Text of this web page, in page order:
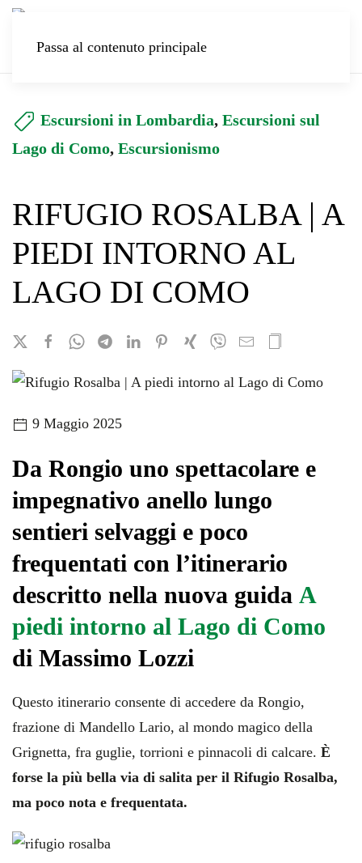
Passa al contenuto principale
Escursioni in Lombardia, Escursioni sul
Lago di Como, Escursionismo
RIFUGIO ROSALBA | A
PIEDI INTORNO AL
LAGO DI COMO
9 Maggio 2025
Da Rongio uno spettacolare e
impegnativo anello lungo
sentieri selvaggi e poco
frequentati con l’itinerario
descritto nella nuova guida A
piedi intorno al Lago di Como
di Massimo Lozzi
Questo itinerario consente di accedere da Rongio,
frazione di Mandello Lario, al mondo magico della
Grignetta, fra guglie, torrioni e pinnacoli di calcare. È
forse la più bella via di salita per il Rifugio Rosalba,
ma poco nota e frequentata.